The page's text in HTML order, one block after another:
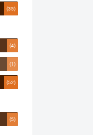
(35)
(4)
(1)
(52)
(5)